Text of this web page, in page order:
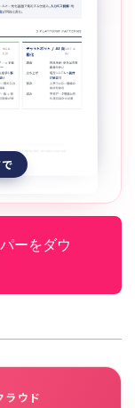
ーをダウ
ウド